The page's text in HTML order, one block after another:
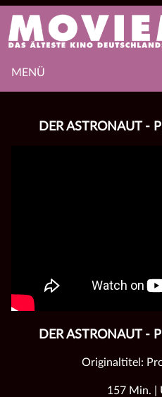
MENÜ
DER ASTRONAUT -
DER ASTRONAUT -
Originaltitel:
157 Min. |